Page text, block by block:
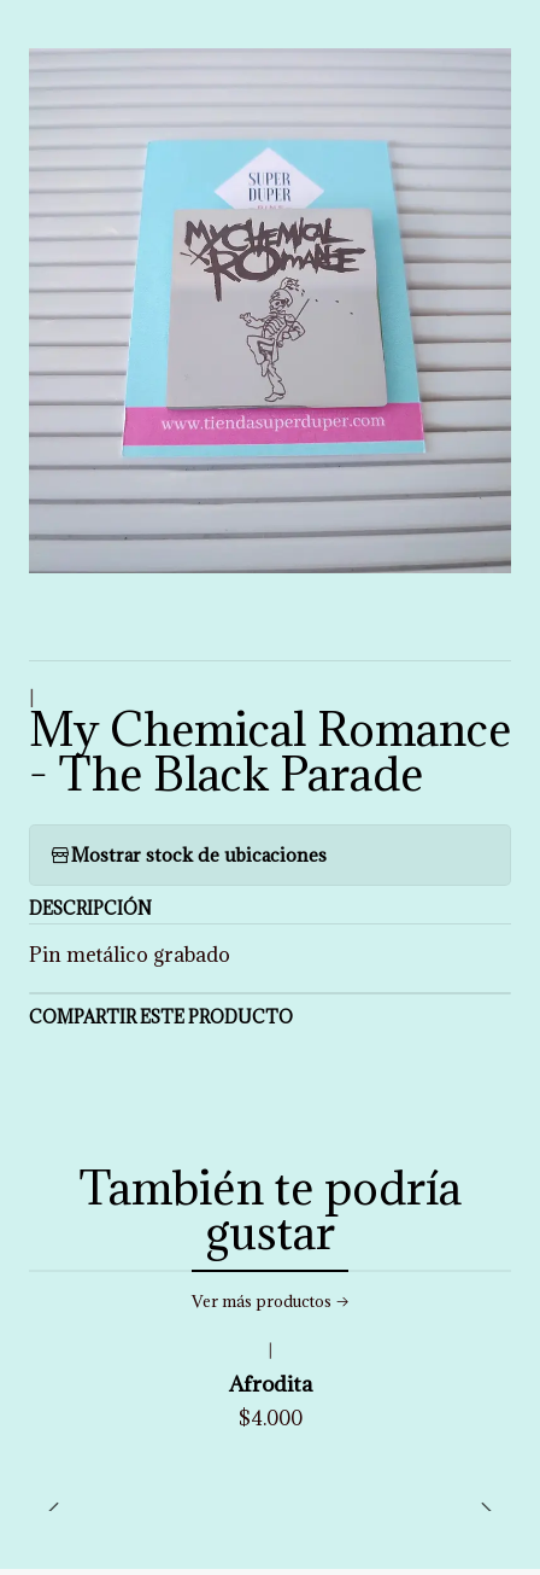
My Chemical Romance
- The Black Parade
Mostrar stock de ubicaciones
DESCRIPCIÓN
Pin metálico grabado
COMPARTIR ESTE PRODUCTO
También te podría
gustar
Ver más productos
Afrodita
$4.000